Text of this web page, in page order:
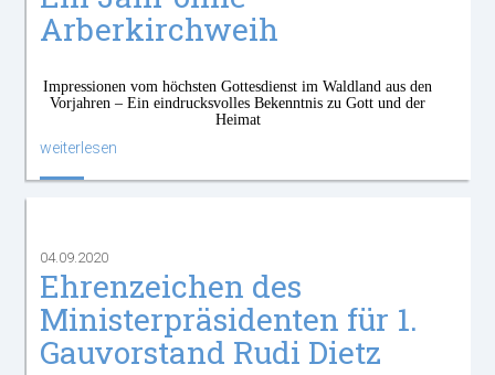
Arberkirchweih
Impressionen vom höchsten Gottesdienst im Waldland aus den
Vorjahren – Ein eindrucksvolles Bekenntnis zu Gott und der
Heimat
weiterlesen
04.09.2020
Ehrenzeichen des
Ministerpräsidenten für 1.
Gauvorstand Rudi Dietz